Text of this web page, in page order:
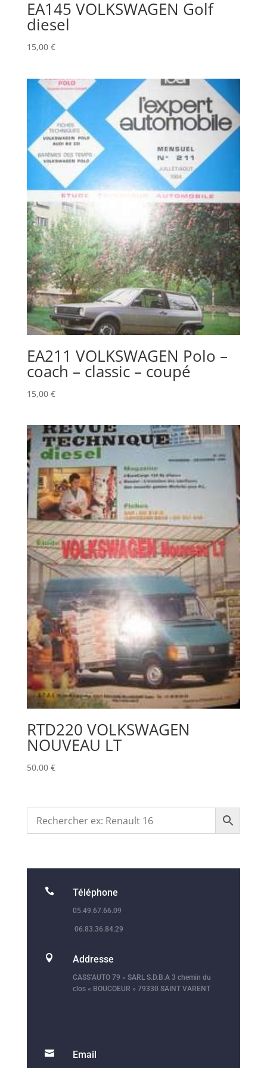
EA145 VOLKSWAGEN Golf
diesel
15,00 €
EA211 VOLKSWAGEN Polo –
coach – classic – coupé
15,00 €
RTD220 VOLKSWAGEN
NOUVEAU LT
50,00 €
 Téléphone
05.49.67.66.09
06.83.36.84.29
 Addresse
CASS’AUTO 79 » SARL S.D.B.A 3 chemin du
clos « BOUCOEUR » 79330 SAINT VARENT
 Email